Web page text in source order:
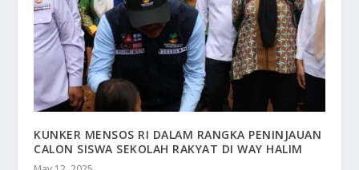
KUNKER MENSOS RI DALAM RANGKA PENINJAUAN
CALON SISWA SEKOLAH RAKYAT DI WAY HALIM